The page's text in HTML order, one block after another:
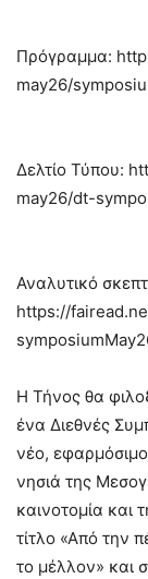
Πρόγραμμα:
may26/
Δελτίο Τύπου:
may26/dt-
Αναλυτικό
https://
Η Τήνος θα
ένα Διεθνές
νέο,
νησιά της
καινοτομία και
τίτλο «Από την
το μέλλον» και